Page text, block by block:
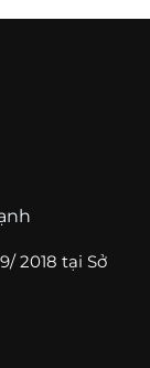
2018 tại Sở